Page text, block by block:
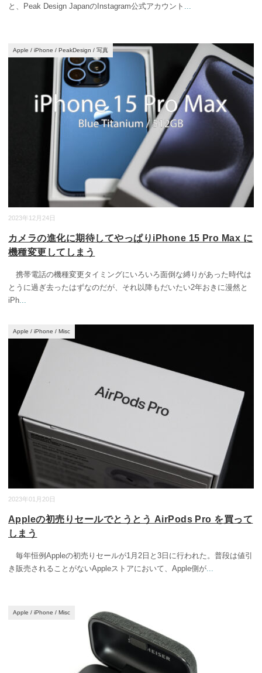
と、Peak Design JapanのInstagram公式アカウント ...
2023年12月24日
Apple / iPhone / PeakDesign / 写真
カメラの進化に期待してやっぱりiPhone 15 Pro Max に
機種変更してしまう
携帯電話の機種変更タイミングにいろいろ面倒な縛りがあった時代は
とうに過ぎ去ったはずなのだが、それ以降もだいたい2年おきに漫然と
iPh...
2023年01月20日
Apple / iPhone / Misc
Appleの初売りセールでとうとう AirPods Pro を買って
しまう
毎年恒例Appleの初売りセールが1月2日と3日に行われた。普段は値引
き販売されることがないAppleストアにおいて、Apple側が...
Apple / iPhone / Misc